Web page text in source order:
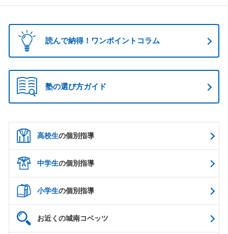
読んで納得！ワンポイントコラム
塾の選び方ガイド
高校生の個別指導
中学生の個別指導
小学生の個別指導
お近くの城南コベッツ